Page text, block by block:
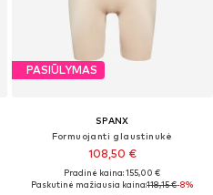
PASIŪLYMAS
SPANX
Formuojanti glaustinukė
108,50 €
Pradinė kaina: 155,00 €
Paskutinė mažiausia kaina:118,15 €-8%